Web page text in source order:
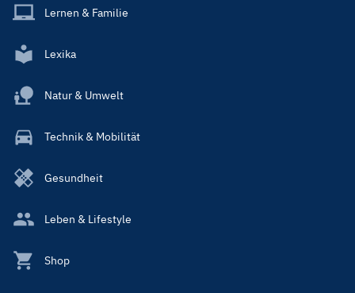
Lernen & Familie
Lexika
Natur & Umwelt
Technik & Mobilität
Gesundheit
Leben & Lifestyle
Shop